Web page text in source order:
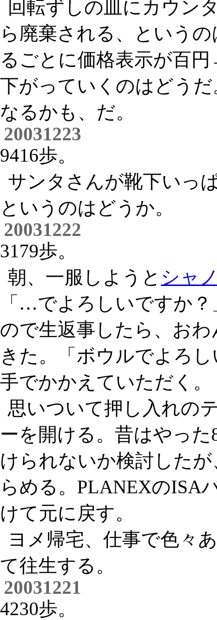
回転ずしの皿にカウン
ら廃棄される、という
るごとに価格表示が百
下がっていくのはどう
なるかも、だ。
20031223
9416歩。
サンタさんが靴下いっ
というのはどうか。
20031222
3179歩。
朝、一服しようと シャ
「…でよろしいですか
ので生返事したら、お
きた。「ボウルでよろ
手でかかえていただく。
思いついて押し入れの
ーを開ける。昔はやっ
けられないか検討した
らめる。PLANEXのISA
けて元に戻す。
ヨメ帰宅、仕事で色々
て往生する。
20031221
4230歩。